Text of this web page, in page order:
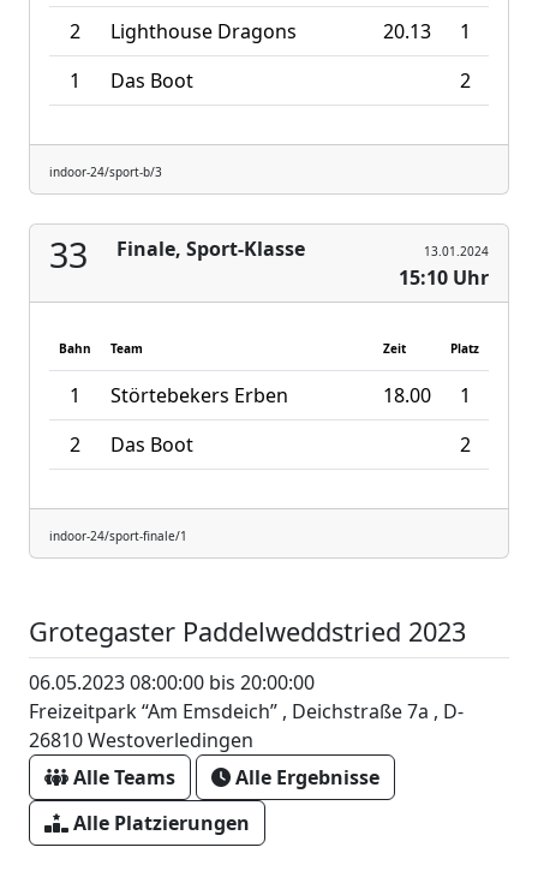
2 Lighthouse Dragons 20.13
1
1
Das Boot 2
indoor-24/sport-b/3
33 Finale, Sport-Klasse 13.01.2024
15:10 Uhr
Bahn Team Zeit Platz
1 Störtebekers Erben 18.00
1
2
Das Boot 2
indoor-24/sport-finale/1
Grotegaster Paddelweddstried 2023
06.05.2023 08:00:00 bis 20:00:00
Freizeitpark “Am Emsdeich” , Deichstraße 7a , D-
26810 Westoverledingen
Alle Teams
Alle Ergebnisse
Alle Platzierungen